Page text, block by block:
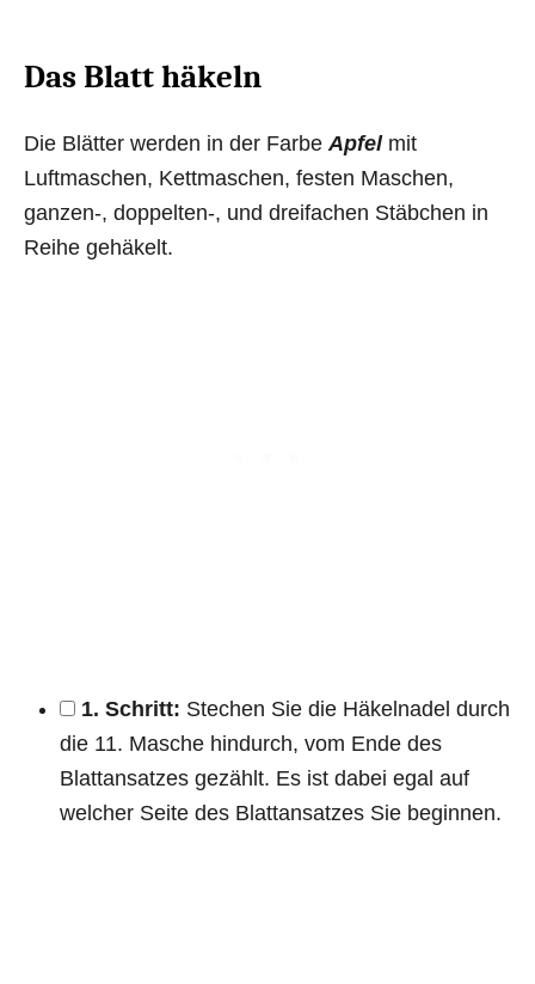
Das Blatt häkeln
Die Blätter werden in der Farbe Apfelmit
Luftmaschen, Kettmaschen, festen Maschen,
ganzen-, doppelten-, und dreifachen Stäbchen in
Reihe gehäkelt.
1. Schritt: Stechen Sie die Häkelnadel durch
die 11. Masche hindurch, vom Ende des
Blattansatzes gezählt. Es ist dabei egal auf
welcher Seite des Blattansatzes Sie beginnen.